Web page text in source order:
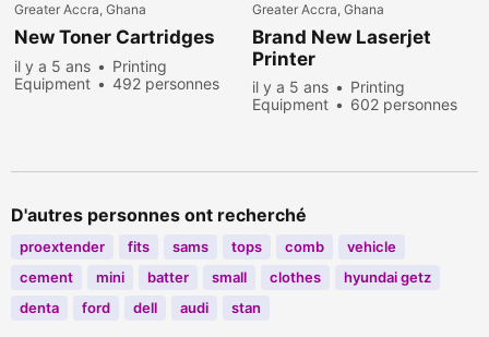
Greater Accra, Ghana
New Toner Cartridges
il y a 5 ans
Printing
Equipment
492 personnes
Greater Accra, Ghana
Brand New Laserjet
Printer
il y a 5 ans
Printing
Equipment
602 personnes
D'autres personnes ont recherché
proextender fits sams tops comb
vehicle
cement
mini batter small clothes
hyundai getz
denta
ford dell audi stan